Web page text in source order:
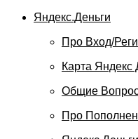
Яндекс.Деньги
Про Вход/
Карта Яндекс
Общие
Про